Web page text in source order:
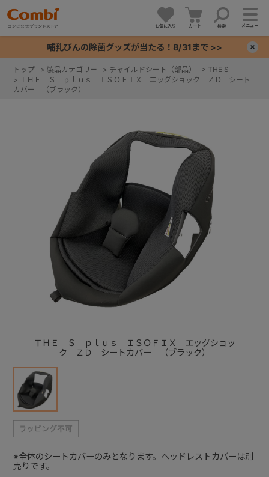
お気に入り カート 検索 メニュー
哺乳びんの除菌グッズが当たる！8/31まで >>
トップ > 製品カテゴリー > チャイルドシート（部品） > THE S
> ＴＨＥ Ｓ ｐｌｕｓ ＩＳＯＦＩＸ エッグショック ＺＤ シート
カバー （ブラック）
ＴＨＥ Ｓ ｐｌｕｓ ＩＳＯＦＩＸ エッグショッ
ク ＺＤ シートカバー （ブラック）
※全体のシートカバーのみとなります。ヘッドレストカバーは別
売りです。